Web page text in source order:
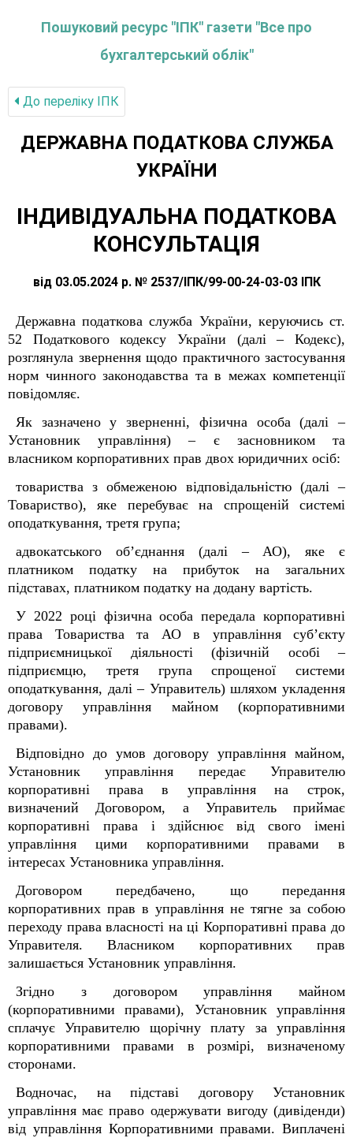
Пошуковий ресурс "ІПК" газети "Все про
бухгалтерський облік"
До переліку IПК
ДЕРЖАВНА ПОДАТКОВА СЛУЖБА
УКРАЇНИ
ІНДИВІДУАЛЬНА ПОДАТКОВА
КОНСУЛЬТАЦІЯ
від 03.05.2024 р. № 2537/ІПК/99-00-24-03-03 ІПК
Державна податкова служба України, керуючись ст.
52 Податкового кодексу України (далі – Кодекс),
розглянула звернення щодо практичного застосування
норм чинного законодавства та в межах компетенції
повідомляє.
Як зазначено у зверненні, фізична особа (далі –
Установник управління) – є засновником та
власником корпоративних прав двох юридичних осіб:
товариства з обмеженою відповідальністю (далі –
Товариство), яке перебуває на спрощеній системі
оподаткування, третя група;
адвокатського об’єднання (далі – АО), яке є
платником податку на прибуток на загальних
підставах, платником податку на додану вартість.
У 2022 році фізична особа передала корпоративні
права Товариства та АО в управління суб’єкту
підприємницької діяльності (фізичній особі –
підприємцю, третя група спрощеної системи
оподаткування, далі – Управитель) шляхом укладення
договору управління майном (корпоративними
правами).
Відповідно до умов договору управління майном,
Установник управління передає Управителю
корпоративні права в управління на строк,
визначений Договором, а Управитель приймає
корпоративні права і здійснює від свого імені
управління цими корпоративними правами в
інтересах Установника управління.
Договором передбачено, що передання
корпоративних прав в управління не тягне за собою
переходу права власності на ці Корпоративні права до
Управителя. Власником корпоративних прав
залишається Установник управління.
Згідно з договором управління майном
(корпоративними правами), Установник управління
сплачує Управителю щорічну плату за управління
корпоративними правами в розмірі, визначеному
сторонами.
Водночас, на підставі договору Установник
управління має право одержувати вигоду (дивіденди)
від управління Корпоративними правами. Виплачені